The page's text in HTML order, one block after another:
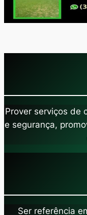
Prover serviços de
e segurança,
Ser referência